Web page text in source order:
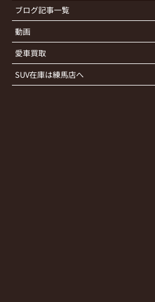
ブログ記事一覧
動画
愛車買取
SUV在庫は練馬店へ